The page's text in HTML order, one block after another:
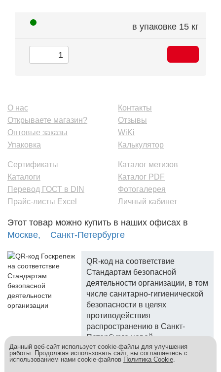
в упаковке 15 кг
О нас
Открываете магазин?
Оптовые заказы
Упаковка
Контакты
Отзывы
WiKi
Калькулятор
Сертификаты
Каталоги
Перевод ГОСТ в DIN
Прайс-листы Excel
Каталог метизов
Каталог PDF
Фотогалерея
Личный кабинет
Этот товар можно купить в наших офисах в
Москве,
Санкт-Петербурге
QR-код на соответствие
Стандартам безопасной
деятельности организации, в том
числе санитарно-гигиенической
безопасности в целях
противодействия
распространению в Санкт-
Петербурге новой
коронавирусной инфекции.
Данный веб-сайт использует cookie-файлы для улучшения
работы. Продолжая использовать сайт, вы соглашаетесь с
использованием нами cookie-файлов Политика Cookie.